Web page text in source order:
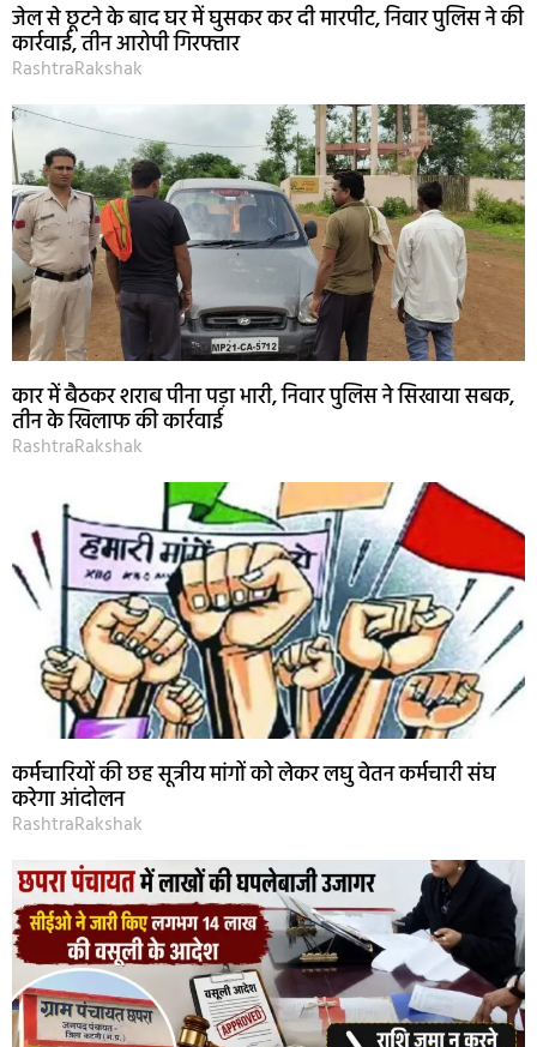
जेल से छूटने के बाद घर में घुसकर कर दी मारपीट, निवार पुलिस ने की
कार्रवाई, तीन आरोपी गिरफ्तार
RashtraRakshak
कार में बैठकर शराब पीना पड़ा भारी, निवार पुलिस ने सिखाया सबक,
तीन के खिलाफ की कार्रवाई
RashtraRakshak
कर्मचारियों की छह सूत्रीय मांगों को लेकर लघु वेतन कर्मचारी संघ
करेगा आंदोलन
RashtraRakshak